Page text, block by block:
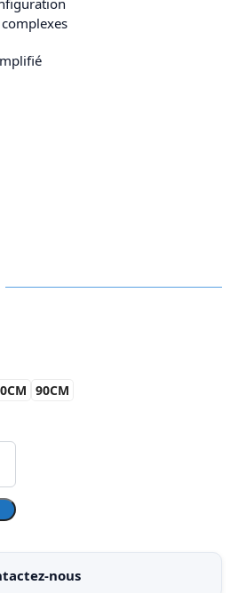
90CM
nous